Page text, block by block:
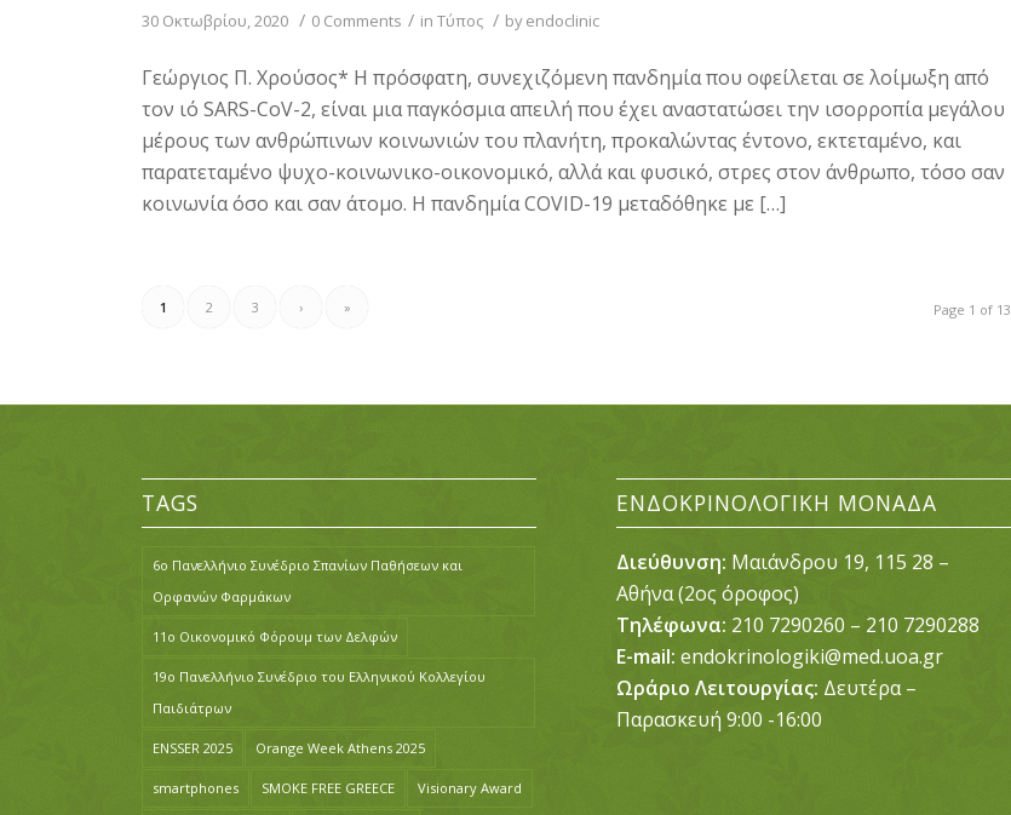
30 Οκτωβρίου, 2020 / 0 Comments / inΤύπος / byendoclinic
Γεώργιος Π. Χρούσος* Η πρόσφατη, συνεχιζόμενη πανδημία που οφείλεται σε λοίμωξη από
τον ιό SARS-CoV-2, είναι μια παγκόσμια απειλή που έχει αναστατώσει την ισορροπία μεγάλου
μέρους των ανθρώπινων κοινωνιών του πλανήτη, προκαλώντας έντονο, εκτεταμένο, και
παρατεταμένο ψυχο-κοινωνικο-οικονομικό, αλλά και φυσικό, στρες στον άνθρωπο, τόσο σαν
κοινωνία όσο και σαν άτομο. Η πανδημία COVID-19 μεταδόθηκε με […]
Page 1 of 13
1 2 3 › »
TAGS
6ο Πανελλήνιο Συνέδριο Σπανίων Παθήσεων και
Ορφανών Φαρμάκων
11ο Οικονομικό Φόρουμ των Δελφών
19ο Πανελλήνιο Συνέδριο του Ελληνικού Κολλεγίου
Παιδιάτρων
ENSSER 2025 Orange Week Athens 2025
smartphones SMOKE FREE GREECE Visionary Award
ΕΝΔΟΚΡΙΝΟΛΟΓΙΚΉ ΜΟΝΆΔΑ
Διεύθυνση: Μαιάνδρου 19, 115 28 –
Αθήνα (2ος όροφος)
Τηλέφωνα: 210 7290260 – 210 7290288
E-mail: endokrinologiki@med.uoa.gr
Ωράριο Λειτουργίας: Δευτέρα –
Παρασκευή 9:00 -16:00